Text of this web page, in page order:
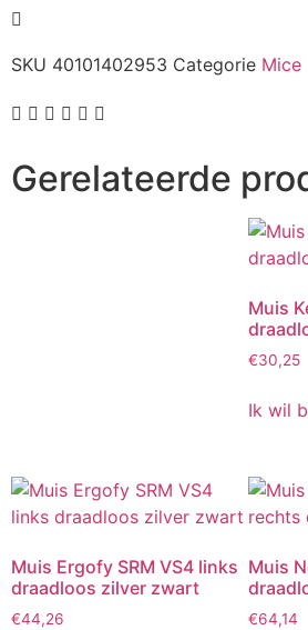
SKU 40101402953 Categorie Mice
Gerelateerde
Muis
€30,25
Ik wil
Muis Ergofy SRM VS4 links
draadloos zilver zwart
€44,26
Muis
€64,14